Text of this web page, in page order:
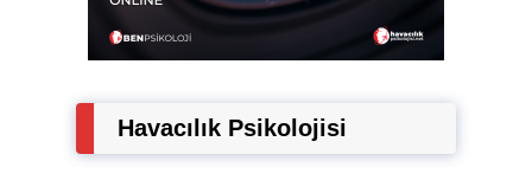
Havacılık Psikolojisi